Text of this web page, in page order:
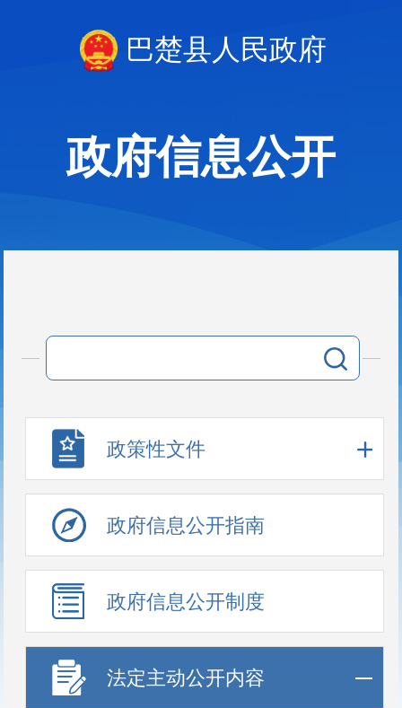
巴楚县人民政府
政府信息公开
政策性文件
政府信息公开指南
政府信息公开制度
法定主动公开内容